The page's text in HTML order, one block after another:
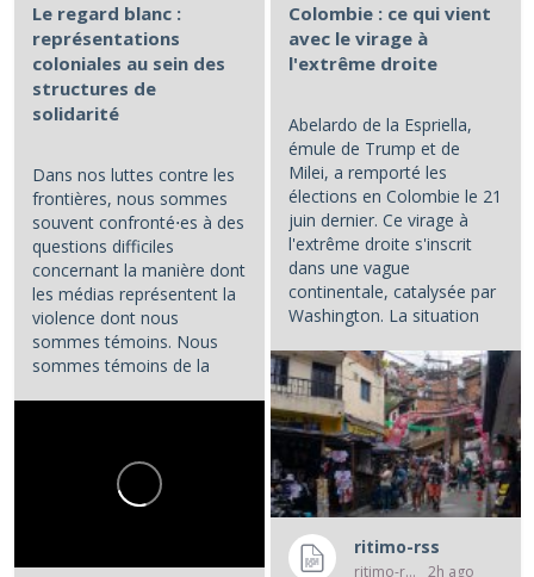
Le regard blanc :
représentations
coloniales au sein des
structures de
solidarité
Dans nos luttes contre les
frontières, nous sommes
souvent confronté⋅es à des
questions difficiles
concernant la manière dont
les médias représentent la
violence dont nous
sommes témoins. Nous
sommes témoins de la
Colombie : ce qui vient
avec le virage à
l'extrême droite
Abelardo de la Espriella,
émule de Trump et de
Milei, a remporté les
élections en Colombie le 21
juin dernier. Ce virage à
l'extrême droite s'inscrit
dans une vague
continentale, catalysée par
Washington. La situation
ritimo-rss
ritimo-rss 2h ago